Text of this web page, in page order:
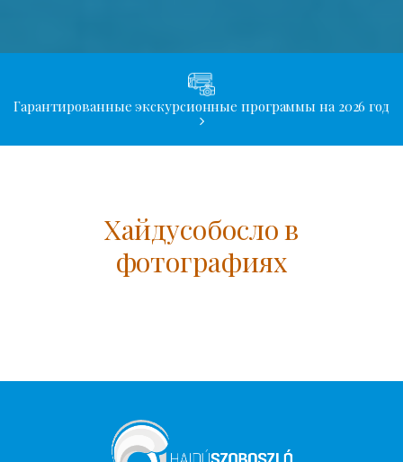
Гарантированные экскурсионные программы на 2026 год
Хайдусобосло в
фотографиях